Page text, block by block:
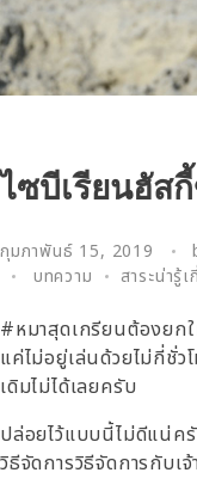
ไซบีเรียนฮัส
กุมภาพันธ์ 15, 2019
บทความ
สาระน่ารู้
#หมาสุดเกรียนต้องยก
แค่ไม่อยู่เล่นด้วยไม่กี่ชั่
เดิมไม่ได้เลยครับ
ปล่อยไว้แบบนี้ไม่ดีแน่ค
วิธีจัดการวิธีจัดการกับเ